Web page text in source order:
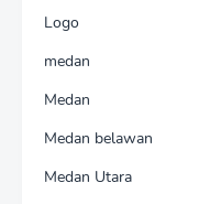
Logo
medan
Medan
Medan belawan
Medan Utara